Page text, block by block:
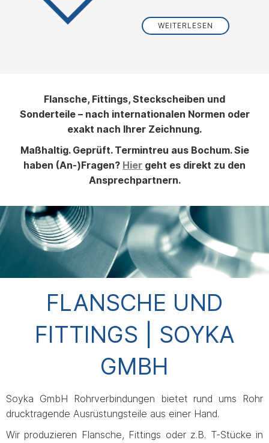
WEITERLESEN
Flansche, Fittings, Steckscheiben und
Sonderteile – nach internationalen Normen oder
exakt nach Ihrer Zeichnung.
Maßhaltig. Geprüft. Termintreu aus Bochum. Sie
haben (An-)Fragen? Hier geht es direkt zu den
Ansprechpartnern.
FLANSCHE UND
FITTINGS | SOYKA
GMBH
Soyka GmbH Rohrverbindungen bietet rund ums Rohr
drucktragende Ausrüstungsteile aus einer Hand.
Wir produzieren Flansche, Fittings oder z.B. T-Stücke in